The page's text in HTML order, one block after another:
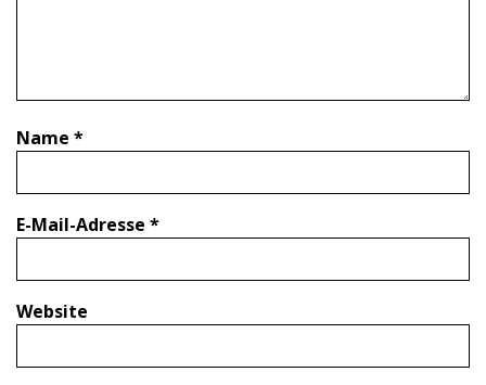
Name *
E-Mail-Adresse *
Website